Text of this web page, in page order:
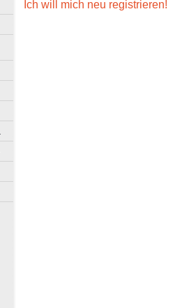
Ich will mich neu registrieren!